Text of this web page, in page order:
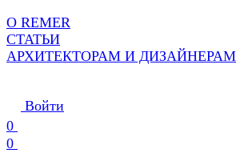
О REMER
СТАТЬИ
АРХИТЕКТОРАМ И ДИЗАЙНЕРАМ
Войти
0
0